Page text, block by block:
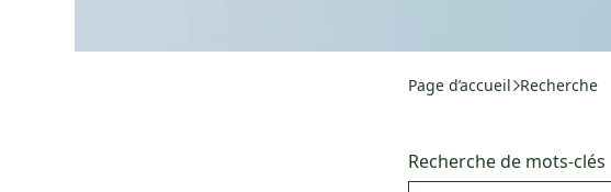
Page d’accueil Recherche
Recherche de mots-clés